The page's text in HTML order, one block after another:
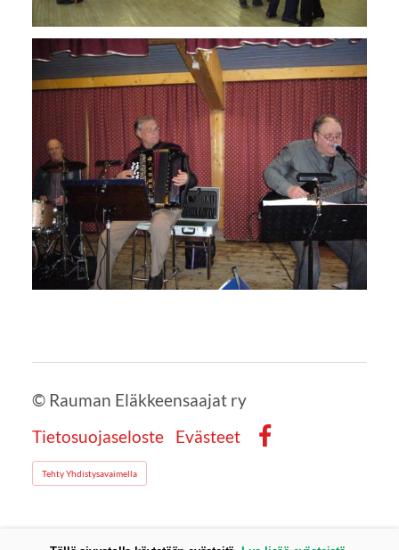
© Rauman Eläkkeensaajat ry
Tietosuojaseloste
Evästeet
Tehty Yhdistysavaimella